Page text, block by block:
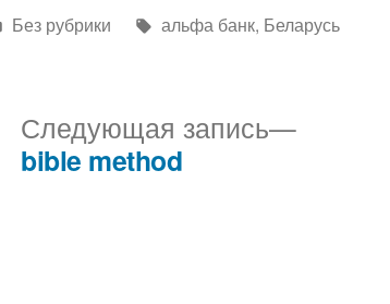
Написано
Без рубрики Метки:
альфа банк, Беларусь
Предыдущая
запись:
Следующая запись
bible method